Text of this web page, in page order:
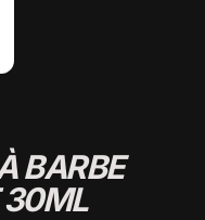
BARBE
30ML